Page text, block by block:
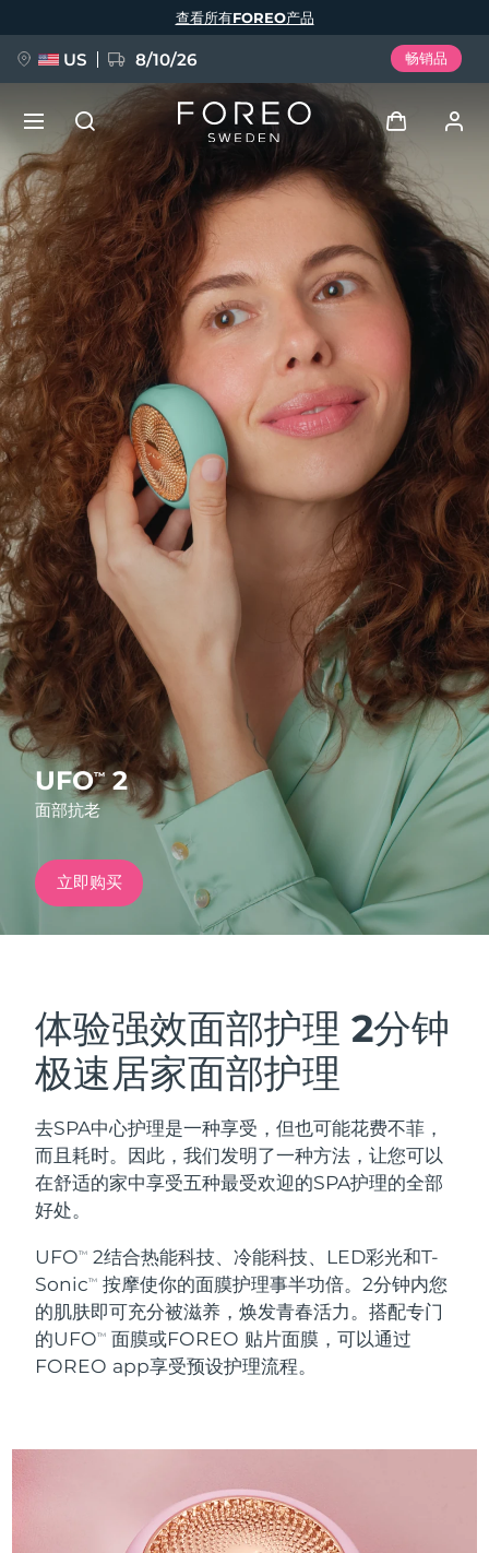
UFO™2
面部抗老
立即购买
体验强效面部护理2分钟
极速居家面部护理
去SPA中心护理是一种享受，但也可能花费不菲，
而且耗时。因此，我们发明了一种方法，让您可以
在舒适的家中享受五种最受欢迎的SPA护理的全部
好处。
UFOTM
2结合热能科技、冷能科技、LED彩光和T-
SonicTM
按摩使你的面膜护理事半功倍。2分钟内您
的肌肤即可充分被滋养，焕发青春活力。搭配专门
的UFOTM
面膜或FOREO 贴片面膜，可以通过
FOREO app享受预设护理流程。
查看所有FOREO产品
US 8/10/26 畅销品
登录
用户信息
我的设备
我的订单
我的地址
我的订阅
新品
FAQ™ Pure Beauty-Tech Elixir
BREAKING NEWS
issa™ Teeth Whitening Set
FAQ™ Dual LED Panel
热门产品
特别优惠 畅销产品
红光疗法
LUNA™ 4 套装
Anti-aging massage
LUNA™ 4 Plus
Massage, LED heating
LUNA™ 4 Men
For young skin, T-zone
BEAR™ 2 套装
Microcurrent toning
BEAR™ 2 go
Microcurrent toning on-the-go
BEAR™ 2 eyes & lips
Premium anti-aging skincare
UFO™ 3 套装
Deep facial hydration
UFO™ 3 LED
UFO™ 3 mini
Red light therapy device for young skin
issa™ 4
Hybrid silicone sonic toothbrush
issa™ 4 smile
Hybrid silicone sonic toothbrush
FAQ™ 抗老护理
Clinical anti-aging
NEW
LED mask
NEW
语言
English Deutsch
Español
Français
Italiano
Português
Polski
Svenska
Русский
Türkçe
简体中文 繁體中文
发货国家
美国 预计送达日期 8/10/26
英国 预计送达日期8/9/26
西班牙 预计送达日期 8/9/26
澳大利亚 预计送达日期 8/12/26
法国 预计送达日期8/9/26
德国 预计送达日期8/9/26
加拿大 预计送达日期
奥地利 预计送达日期 8/9/26
巴林 预计送达日期
比利时 预计送达日期 8/9/26
百慕大 预计送达日期8/15/26
波斯尼亚和黑塞哥维那
文莱 预计送达日期8/14/26
保加利亚 预计送达日期 8/9/26
加拿大
预计送达日期